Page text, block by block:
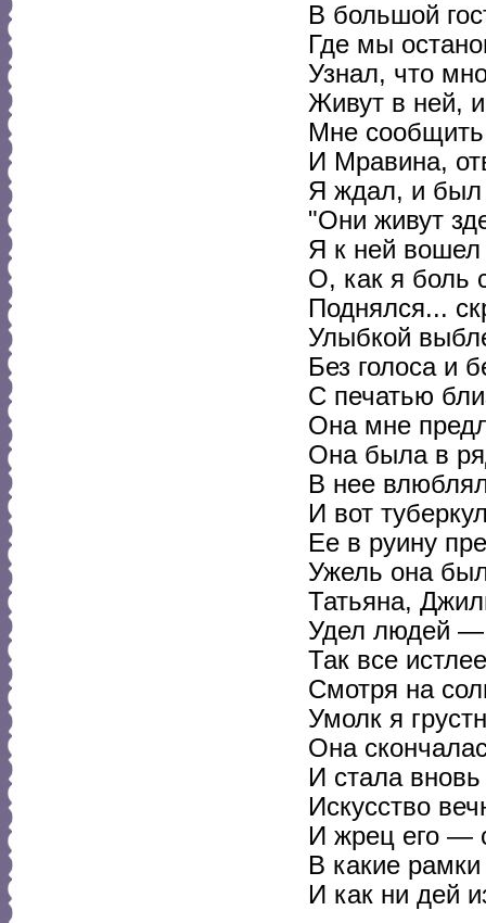
В большой
Где мы
Узнал, что
Живут в ней,
Мне
И Мравина,
Я ждал, и был
"Они живут
Я к ней
О, как я боль
Поднялся...
Улыбкой
Без голоса и
С печатью
Она мне
Она была в
В нее
И вот
Ее в руину
Ужель она
Татьяна,
Удел людей —
Так все
Смотря на
Умолк я
Она
И стала
Искусство
И жрец его —
В какие
И как ни дей